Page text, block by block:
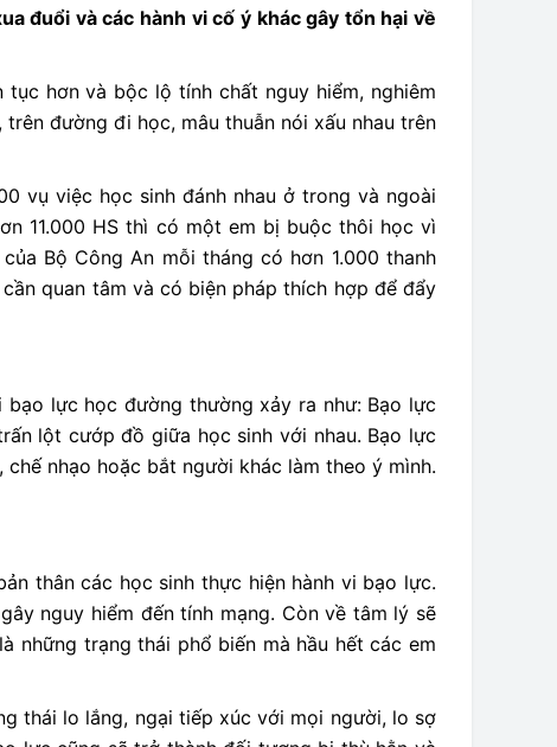
đuổi và các hành vi cố ý khác gây tổn hại về
hơn và bộc lộ tính chất nguy hiểm, nghiêm
đường đi học, mâu thuẫn nói xấu nhau trên
vụ việc học sinh đánh nhau ở trong và ngoài
11.000 HS thì có một em bị buộc thôi học vì
Bộ Công An mỗi tháng có hơn 1.000 thanh
quan tâm và có biện pháp thích hợp để đẩy
lực học đường thường xảy ra như: Bạo lực
lột cướp đồ giữa học sinh với nhau. Bạo lực
nhạo hoặc bắt người khác làm theo ý mình.
thân các học sinh thực hiện hành vi bạo lực.
nguy hiểm đến tính mạng. Còn về tâm lý sẽ
những trạng thái phổ biến mà hầu hết các em
thái lo lắng, ngại tiếp xúc với mọi người, lo sợ